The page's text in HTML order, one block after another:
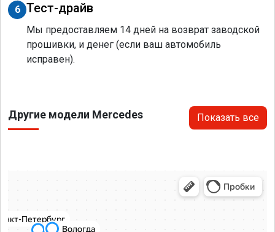
6 Тест-драйв
Мы предоставляем 14 дней на возврат заводской
прошивки, и денег (если ваш автомобиль
исправен).
Другие модели Mercedes Показать все